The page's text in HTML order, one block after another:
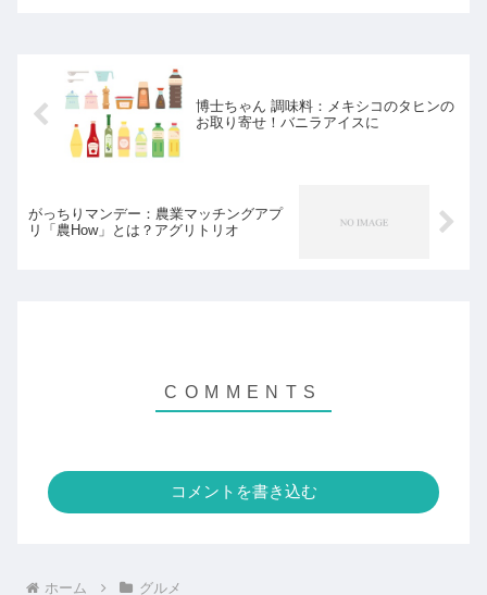
博士ちゃん 調味料：メキシコのタヒンの
お取り寄せ！バニラアイスに
がっちりマンデー：農業マッチングアプ
リ「農How」とは？アグリトリオ
コメントを書き込む
ホーム グルメ